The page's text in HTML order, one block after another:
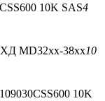
10K SAS4
MD32xx-38xx10
10K